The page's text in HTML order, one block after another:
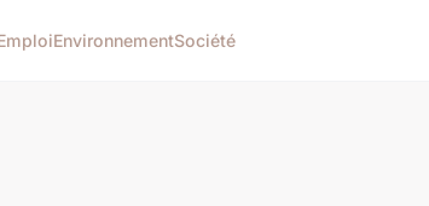
EnvironnementSociété